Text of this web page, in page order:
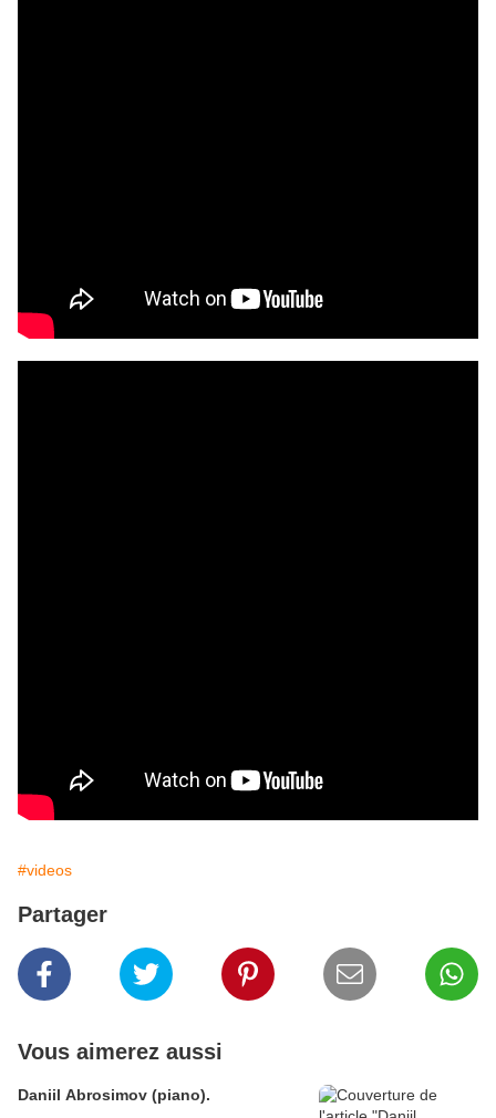
#videos
Partager
Vous aimerez aussi
Daniil Abrosimov (piano).